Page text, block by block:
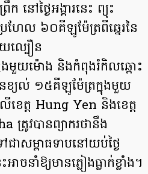
នៅថ្ងៃអង្គារនេះ ព្យុះ
ហែល ៦០គីឡូម៉ែត្រពីឆ្នេរនៃ
ល្បឿន
មួយម៉ោង និងកំពុងរំកិលឆ្ពោះ
ខ្យល់ ១៥គីឡូម៉ែត្រក្នុងមួយ
េត្ត Hung Yen និងខេត្ត
រូវបានព្យាករថានឹង
ាសម្ពាធទាបនៅយប់ថ្ងៃ
អាចនាំឱ្យមានភ្លៀងធ្លាក់ខ្លាំង។